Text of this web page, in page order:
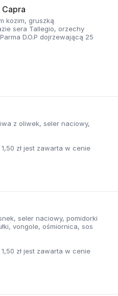
kozim, gruszką
sera Tallegio, orzechy
D.O.P dojrzewającą 25
z oliwek, seler naciowy,
zł jest zawarta w cenie
seler naciowy, pomidorki
vongole, ośmiornica, sos
zł jest zawarta w cenie